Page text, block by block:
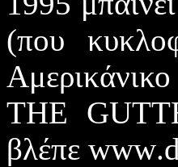
(που
THE
βλέπε www.